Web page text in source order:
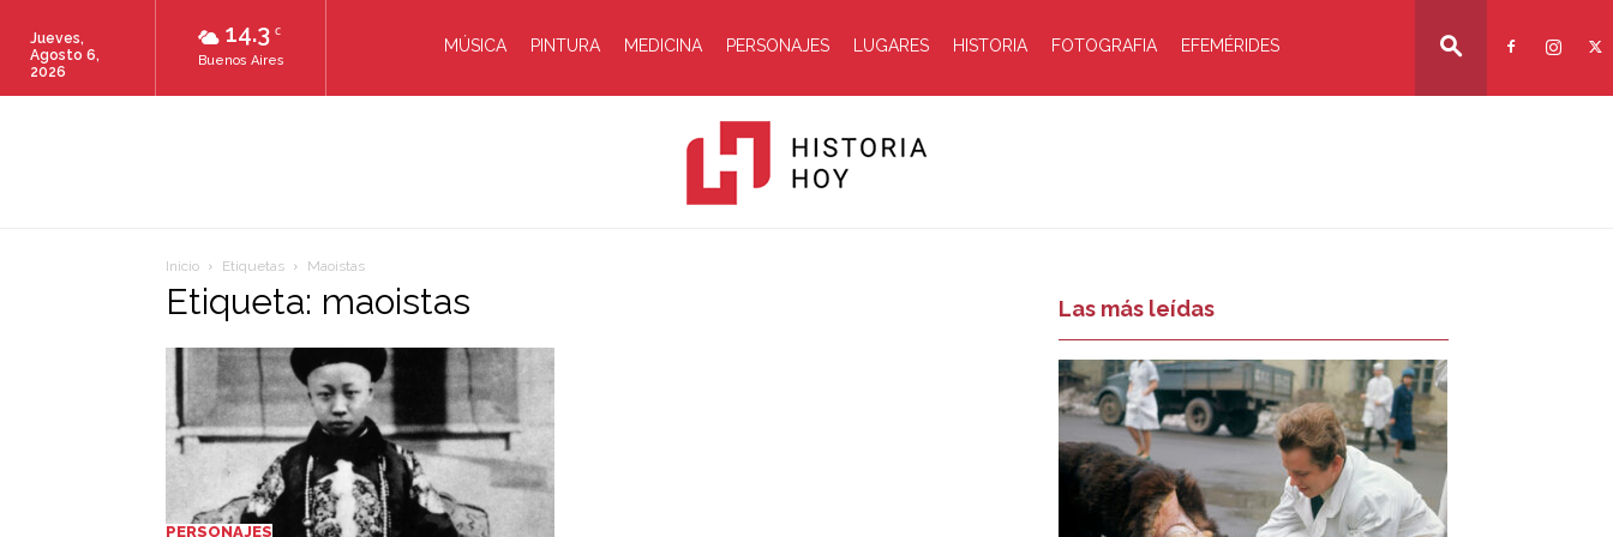
14.3 C
Buenos Aires
Jueves,
Agosto 6,
2026
MÚSICA PINTURA MEDICINA PERSONAJES LUGARES HISTORIA FOTOGRAFIA EFEMÉRIDES
Inicio Etiquetas Maoistas
Etiqueta: maoistas
PERSONAJES
Las más leídas